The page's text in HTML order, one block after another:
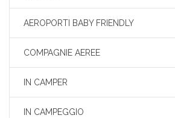
AEROPORTI BABY FRIENDLY
COMPAGNIE AEREE
IN CAMPER
IN CAMPEGGIO